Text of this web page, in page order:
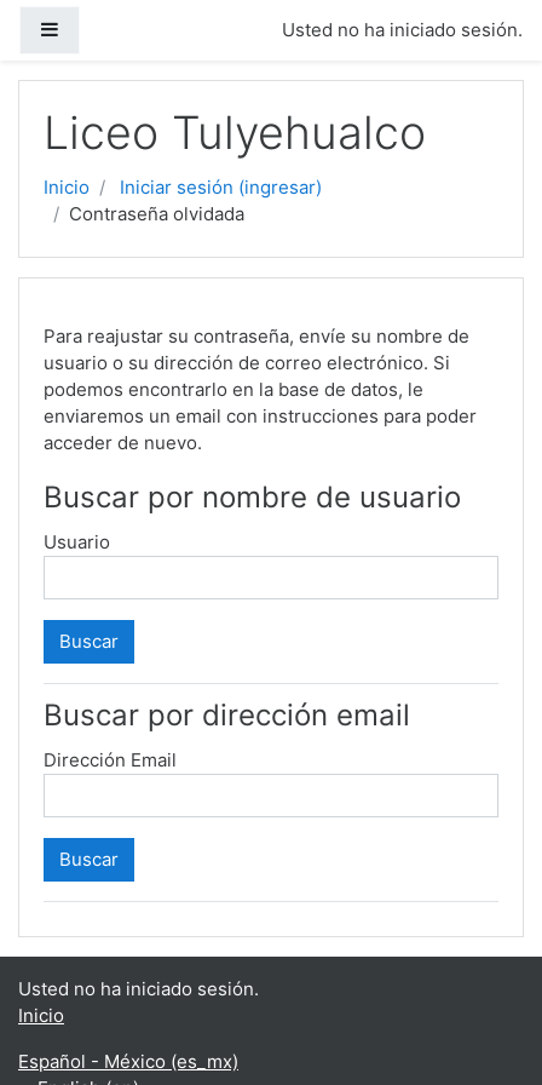
Usted no ha iniciado sesión.
Liceo Tulyehualco
Inicio
Iniciar sesión (ingresar)
Contraseña olvidada
Para reajustar su contraseña, envíe su nombre de
usuario o su dirección de correo electrónico. Si
podemos encontrarlo en la base de datos, le
enviaremos un email con instrucciones para poder
acceder de nuevo.
Buscar por nombre de usuario
Usuario
Buscar por dirección email
Dirección Email
Usted no ha iniciado sesión.
Inicio
Español - México ‎(es_mx)‎